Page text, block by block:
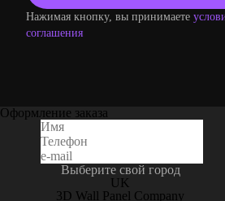
Нажимая кнопку, вы принимаете
соглашения
Оформление заказа
Выберите свой город
UK
3D Wall Panel Company